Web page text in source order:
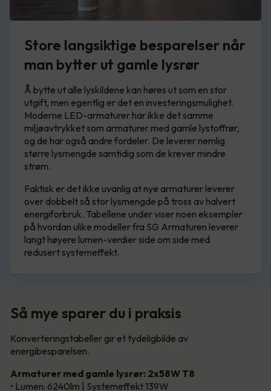
Store langsiktige besparelser når
man bytter ut gamle lysrør
Å bytte ut alle lyskildene kan høres ut som en stor
utgift, men egentlig er det en investeringsmulighet.
Moderne LED-armaturer har ikke det samme
miljøavtrykket som armaturer med gamle lystoffrør,
og de har også andre fordeler. De leverer nemlig
større lysmengde samtidig som de krever mindre
strøm.
Faktisk er det ikke uvanlig at nye armaturer leverer
over dobbelt så stor lysmengde på tross av halvert
energiforbruk. Tabellene under viser noen eksempler
på hvordan ulike modeller fra SG Armaturen leverer
langt høyere lumen-verdier side om side med
redusert systemeffekt.
Så mye sparer du i praksis
Konverteringstabeller gir et tydeligbilde av
energibesparelsen.
Armaturer med gamle lysrør: 2x58W T8
• Lumen: 6240lm | Systemeffekt 139W